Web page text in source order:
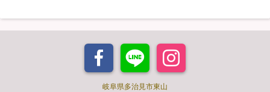
岐阜県多治見市東山